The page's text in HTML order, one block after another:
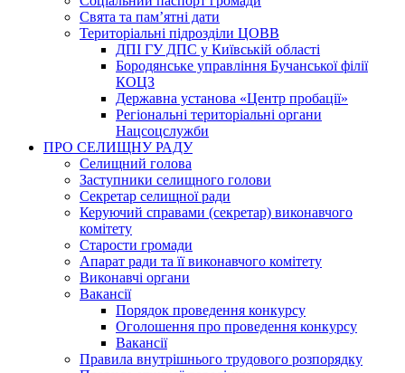
Свята та пам’ятні дати
Територіальні підрозділи ЦОВВ
ДПІ ГУ ДПС у Київській області
Бородянське управління Бучанської філії
КОЦЗ
Державна установа «Центр пробації»
Регіональні територіальні органи
Нацсоцслужби
ПРО СЕЛИЩНУ РАДУ
Селищний голова
Заступники селищного голови
Секретар селищної ради
Керуючий справами (секретар) виконавчого
комітету
Старости громади
Апарат ради та її виконавчого комітету
Виконавчі органи
Вакансії
Порядок проведення конкурсу
Оголошення про проведення конкурсу
Вакансії
Правила внутрішнього трудового розпорядку